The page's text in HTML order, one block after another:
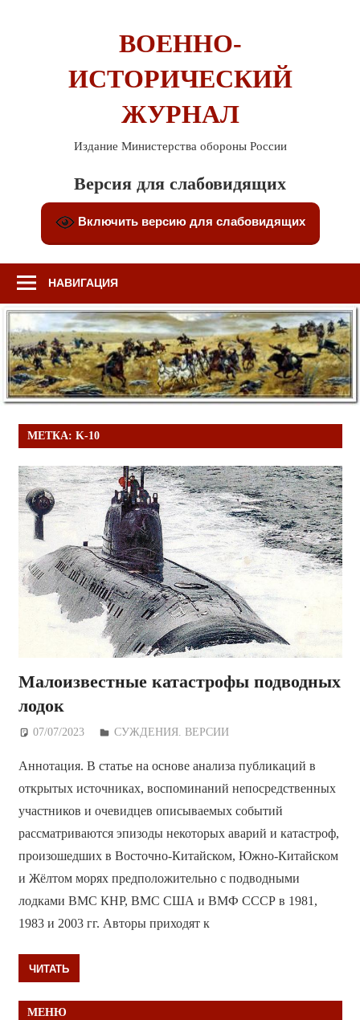
ВОЕННО-
ИСТОРИЧЕСКИЙ
ЖУРНАЛ
Издание Министерства обороны России
Версия для слабовидящих
Включить версию для слабовидящих
НАВИГАЦИЯ
МЕТКА: K-10
Малоизвестные катастрофы подводных
лодок
07/07/2023 Дежурный по Редакции
СУЖДЕНИЯ. ВЕРСИИ
Аннотация. В статье на основе анализа публикаций в
открытых источниках, воспоминаний непосредственных
участников и очевидцев описываемых событий
рассматриваются эпизоды некоторых аварий и катастроф,
произошедших в Восточно-Китайском, Южно-Китайском
и Жёлтом морях предположительно с подводными
лодками ВМС КНР, ВМС США и ВМФ СССР в 1981,
1983 и 2003 гг. Авторы приходят к
ЧИТАТЬ
МЕНЮ